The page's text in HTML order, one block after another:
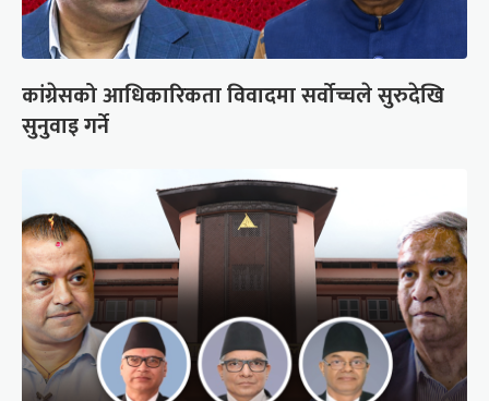
कांग्रेसको आधिकारिकता विवादमा सर्वोच्चले सुरुदेखि
सुनुवाइ गर्ने